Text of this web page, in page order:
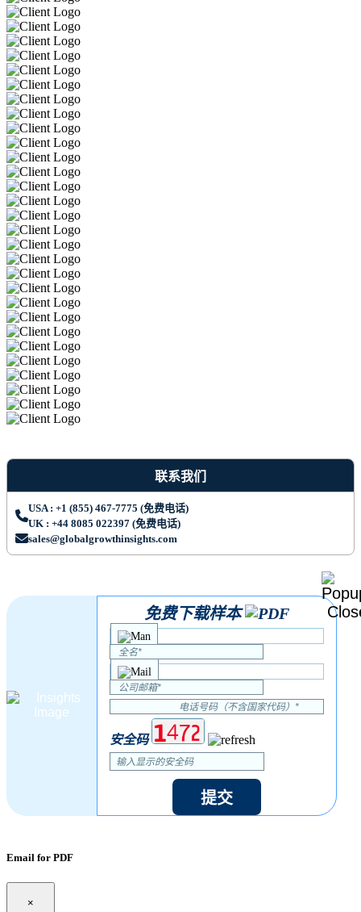
联系我们
USA : +1 (855) 467-7775 (免费电话)
UK : +44 8085 022397 (免费电话)
sales@globalgrowthinsights.com
免费下载样本
安全码
提交
Email for PDF
×